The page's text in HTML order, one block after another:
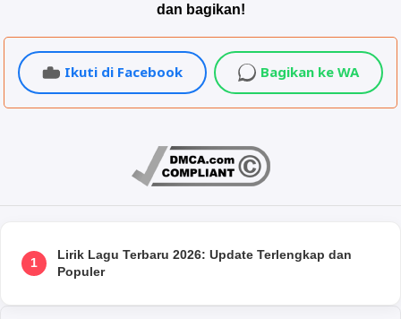
dan bagikan!
Ikuti di Facebook Bagikan ke WA
1
Lirik Lagu Terbaru 2026: Update Terlengkap dan
Populer